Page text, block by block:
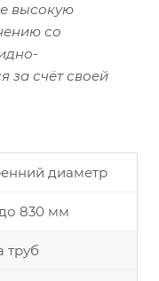
высокую
со
за счёт своей
диаметр
830 мм
труб